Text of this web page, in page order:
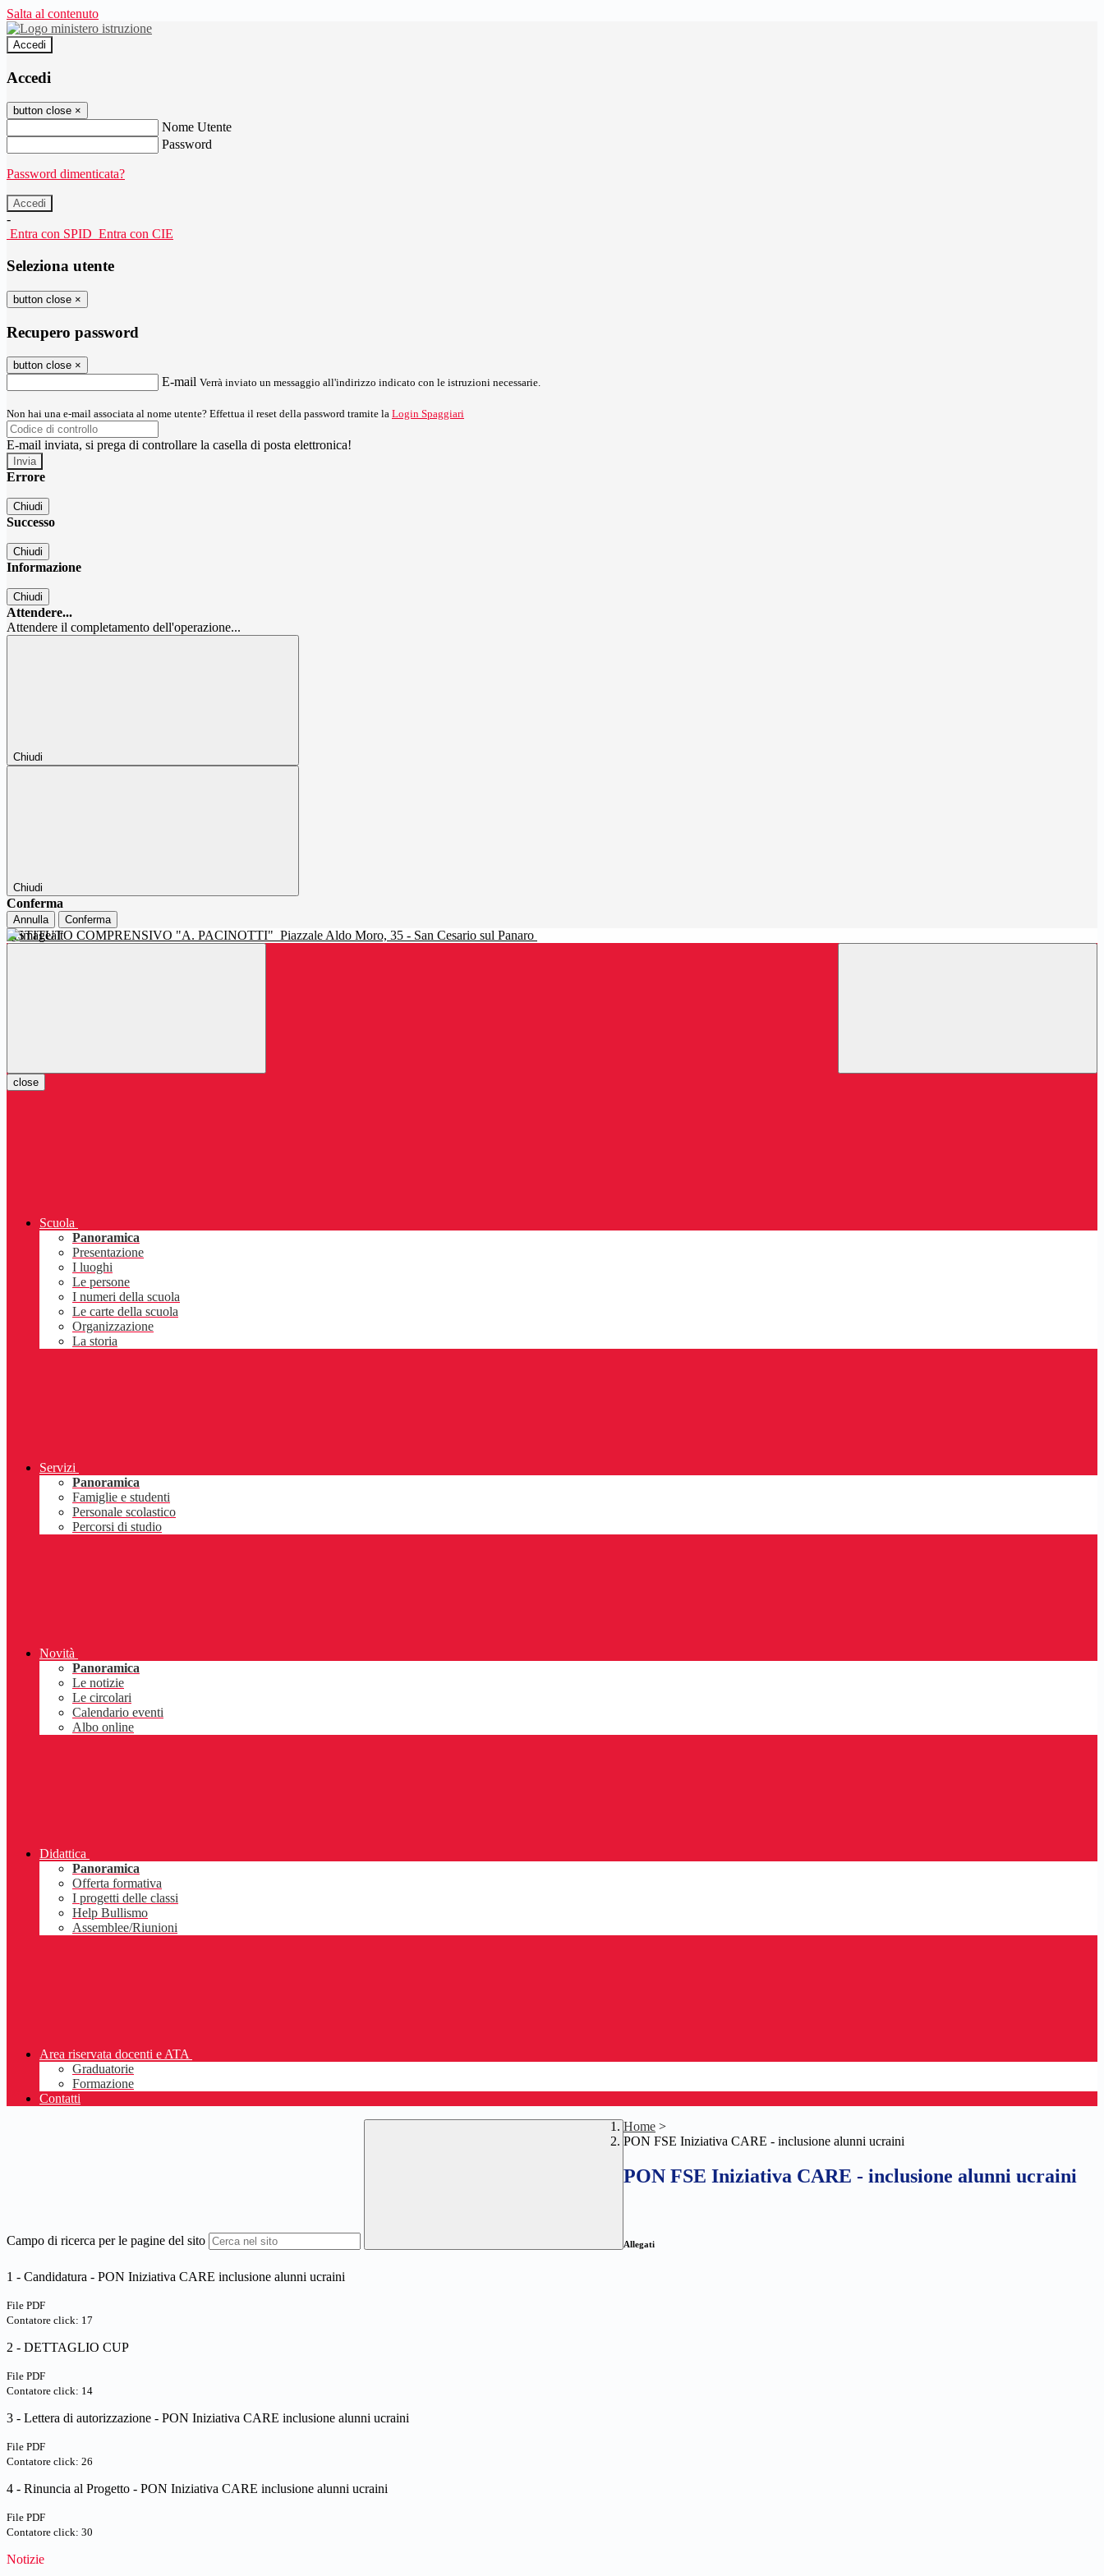
Salta al contenuto
Accedi
Accedi
button close ×
Nome Utente
Password
Password dimenticata?
-
Entra con SPID Entra con CIE
Seleziona utente
button close ×
Recupero password
button close ×
E-mail Verrà inviato un messaggio all'indirizzo indicato con le istruzioni necessarie.
Non hai una e-mail associata al nome utente? Effettua il reset della password tramite la Login Spaggiari
E-mail inviata, si prega di controllare la casella di posta elettronica!
Errore
Chiudi
Successo
Chiudi
Informazione
Chiudi
Attendere...
Attendere il completamento dell'operazione...
Chiudi
Chiudi
Conferma
Annulla Conferma
ISTITUTO COMPRENSIVO "A. PACINOTTI" Piazzale Aldo Moro, 35 - San Cesario sul Panaro
close
Scuola
Panoramica
Presentazione
I luoghi
Le persone
I numeri della scuola
Le carte della scuola
Organizzazione
La storia
Servizi
Panoramica
Famiglie e studenti
Personale scolastico
Percorsi di studio
Novità
Panoramica
Le notizie
Le circolari
Calendario eventi
Albo online
Didattica
Panoramica
Offerta formativa
I progetti delle classi
Help Bullismo
Assemblee/Riunioni
Area riservata docenti e ATA
Graduatorie
Formazione
Contatti
Campo di ricerca per le pagine del sito
Home >
PON FSE Iniziativa CARE - inclusione alunni ucraini
PON FSE Iniziativa CARE - inclusione alunni ucraini
Allegati
1 - Candidatura - PON Iniziativa CARE inclusione alunni ucraini
File PDF
Contatore click: 17
2 - DETTAGLIO CUP
File PDF
Contatore click: 14
3 - Lettera di autorizzazione - PON Iniziativa CARE inclusione alunni ucraini
File PDF
Contatore click: 26
4 - Rinuncia al Progetto - PON Iniziativa CARE inclusione alunni ucraini
File PDF
Contatore click: 30
Notizie